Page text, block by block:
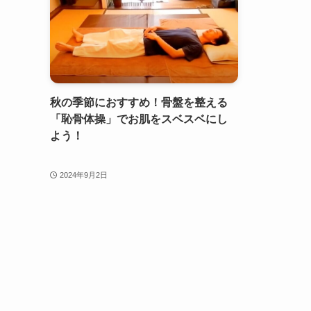
秋の季節におすすめ！骨盤を整える
「恥骨体操」でお肌をスベスベにし
よう！
2024年9月2日